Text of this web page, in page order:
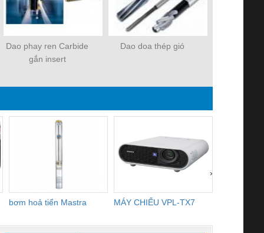
Dao phay ren Carbide
gắn insert
Dao doa thép gió
bơm hoả tiển Mastra MÁY CHIẾU VPL-TX7
›